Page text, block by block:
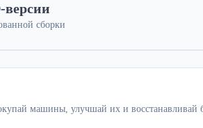
сборки
машины, улучшай их и восстанавливай